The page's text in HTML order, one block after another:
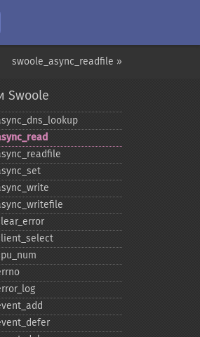
swoole_async_readfile »
Swoole